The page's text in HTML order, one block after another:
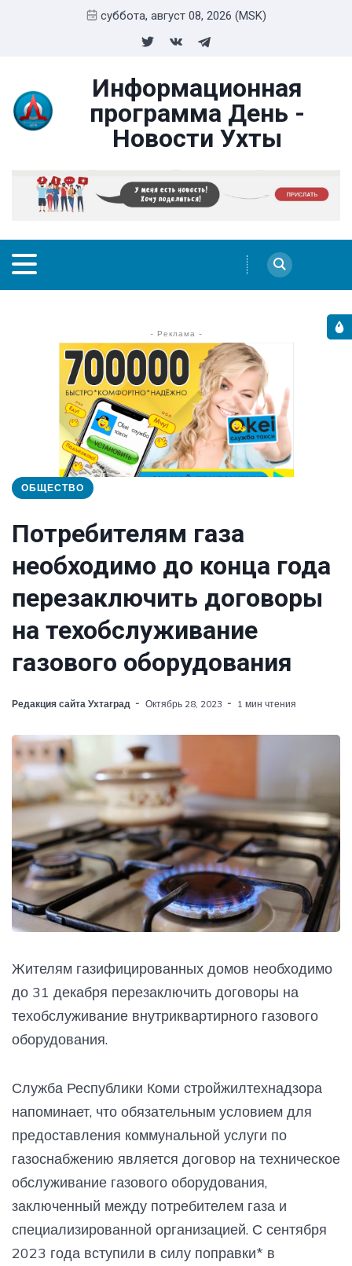
суббота, август 08, 2026 (MSK)
Информационная
программа День -
Новости Ухты
- Реклама -
ОБЩЕСТВО
Потребителям газа
необходимо до конца года
перезаключить договоры
на техобслуживание
газового оборудования
Редакция сайта Ухтаград Октябрь 28, 2023 1 мин чтения
Жителям газифицированных домов необходимо
до 31 декабря перезаключить договоры на
техобслуживание внутриквартирного газового
оборудования.
Служба Республики Коми стройжилтехнадзора
напоминает, что обязательным условием для
предоставления коммунальной услуги по
газоснабжению является договор на техническое
обслуживание газового оборудования,
заключенный между потребителем газа и
специализированной организацией. С сентября
2023 года вступили в силу поправки* в